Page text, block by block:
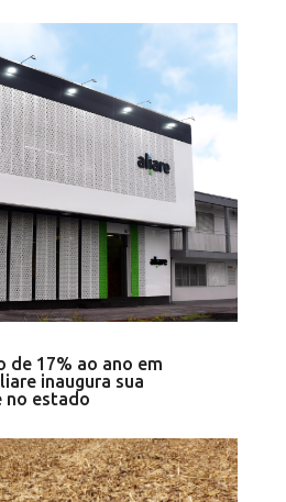
de 17% ao ano em
inaugura sua
no estado